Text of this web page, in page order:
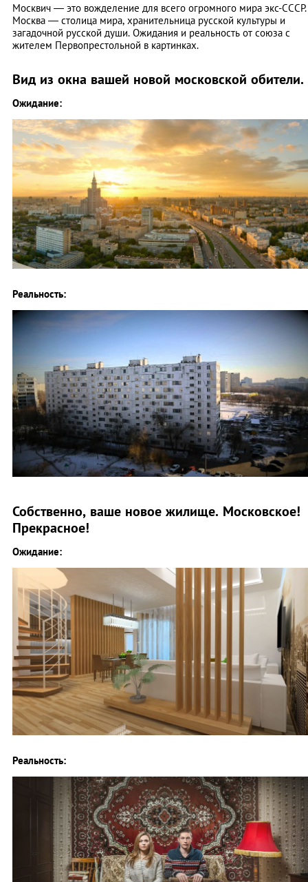
Москвич — это вожделение для всего огромного мира экс-СССР.
Москва — столица мира, хранительница русской культуры и
загадочной русской души. Ожидания и реальность от союза с
жителем Первопрестольной в картинках.
Вид из окна вашей новой московской обители.
Ожидание:
Реальность:
Собственно, ваше новое жилище. Московское!
Прекрасное!
Ожидание:
Реальность: